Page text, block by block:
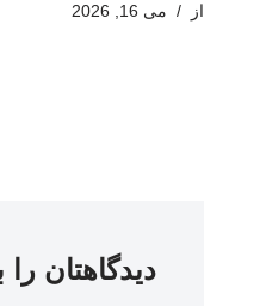
از می 16, 2026
دیدگاهتان را